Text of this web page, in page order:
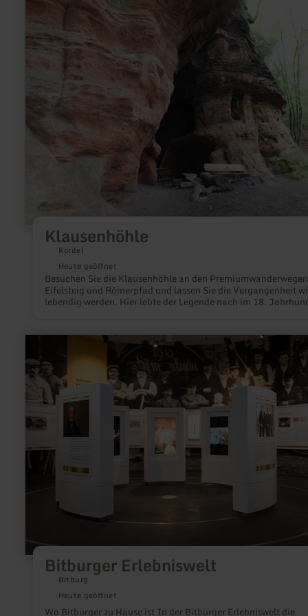
Klausenhöhle
Kordel
Heute geöffnet
Besuchen Sie die Klausenhöhle an den Premiumwanderwegen
Eifelsteig und Römerpfad und lassen Sie die Vergangenheit
lebendig werden. Hier lebte der Legende nach im 18.
Bitburger Erlebniswelt
Bitburg
Heute geöffnet
Wo Bitburger zu Hause ist In der Bitburger Erlebniswelt die
zu:
Bitburger
Erlebniswelt